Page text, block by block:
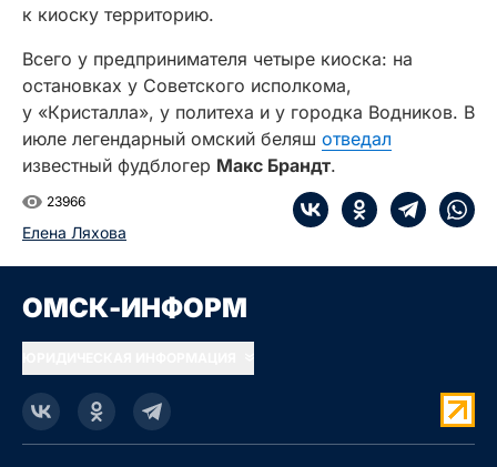
к киоску территорию.
Всего у предпринимателя четыре киоска: на
остановках у Советского исполкома,
у «Кристалла», у политеха и у городка Водников. В
июле легендарный омский беляш отведал
известный фудблогер Макс Брандт.
23966
Елена Ляхова
ОМСК-ИНФОРМ